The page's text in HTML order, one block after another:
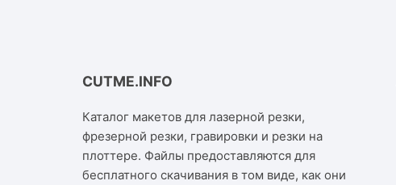
CUTME.INFO
Каталог макетов для лазерной резки,
фрезерной резки, гравировки и резки на
плоттере. Файлы предоставляются для
бесплатного скачивания в том виде, как они